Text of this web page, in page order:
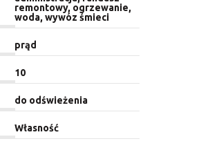
remontowy, ogrzewanie,
woda, wywóz śmieci
prąd
10
do odświeżenia
Własność